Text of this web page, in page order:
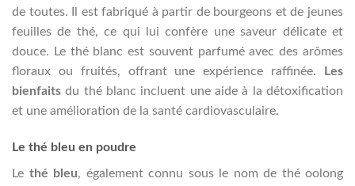
de toutes. Il est fabriqué à partir de bourgeons et de jeunes
feuilles de thé, ce qui lui confère une saveur délicate et
douce. Le thé blanc est souvent parfumé avec des arômes
floraux ou fruités, offrant une expérience raffinée.
Les
bienfaits du thé blanc incluent une aide à la détoxification
et une amélioration de la santé cardiovasculaire.
Le thé bleu en poudre
Le thé bleu, également connu sous le nom de thé oolong